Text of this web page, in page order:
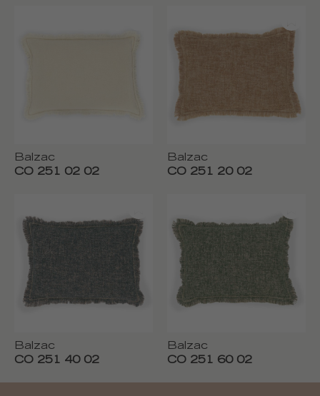
Balzac
CO 251 02 02
Balzac
CO 251 20 02
Balzac
CO 251 40 02
Balzac
CO 251 60 02